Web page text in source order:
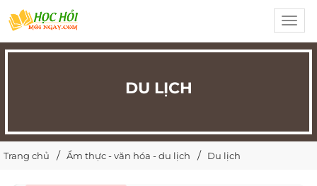
DU LỊCH
Trang chủ Ẩm thực - văn hóa - du lịch Du lịch